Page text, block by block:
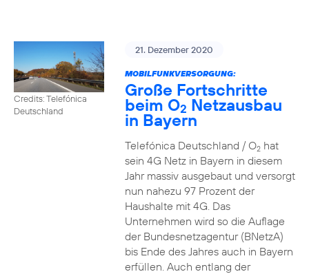
Credits: Telefónica
Deutschland
21. Dezember 2020
MOBILFUNKVERSORGUNG:
Große Fortschritte
beim O2 Netzausbau
in Bayern
Telefónica Deutschland / O2hat
sein 4G Netz in Bayern in diesem
Jahr massiv ausgebaut und versorgt
nun nahezu 97 Prozent der
Haushalte mit 4G. Das
Unternehmen wird so die Auflage
der Bundesnetzagentur (BNetzA)
bis Ende des Jahres auch in Bayern
erfüllen. Auch entlang der